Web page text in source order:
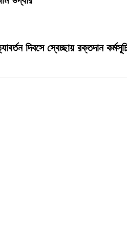
দিবসে স্বেচ্ছায় রক্তদান